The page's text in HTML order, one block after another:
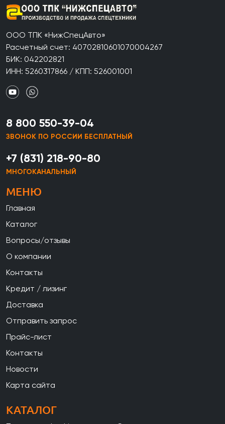
ООО ТПК «НижСпецАвто»
Расчетный счет: 40702810601070004267
БИК: 042202821
ИНН: 5260317866 / КПП: 526001001
8 800 550-39-04
ЗВОНОК ПО РОССИИ БЕСПЛАТНЫЙ
+7 (831) 218-90-80
МНОГОКАНАЛЬНЫЙ
МЕНЮ
Главная
Каталог
Вопросы/отзывы
О компании
Контакты
Кредит / лизинг
Доставка
Отправить запрос
Прайс-лист
Контакты
Новости
Карта сайта
КАТАЛОГ